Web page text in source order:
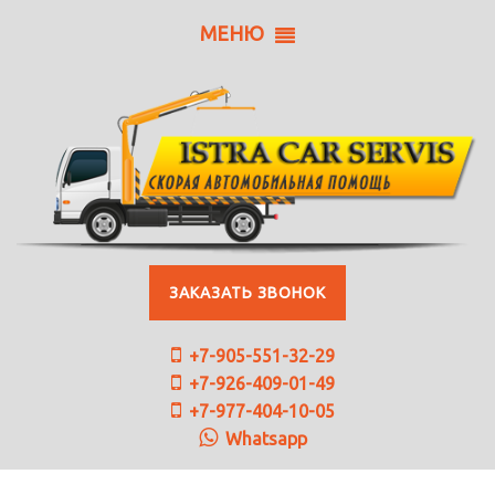
МЕНЮ
ЗАКАЗАТЬ ЗВОНОК
+7-905-551-32-29
+7-926-409-01-49
+7-977-404-10-05
Whatsapp